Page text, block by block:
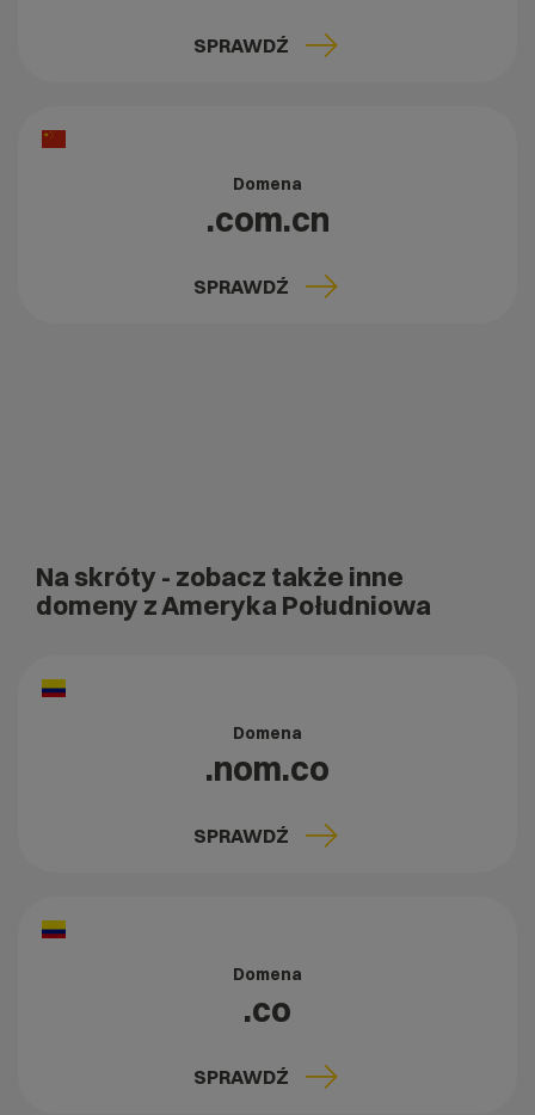
SPRAWDŹ
Domena
.com.cn
SPRAWDŹ
Na skróty - zobacz także inne
domeny z Ameryka Południowa
Domena
.nom.co
SPRAWDŹ
Domena
.co
SPRAWDŹ